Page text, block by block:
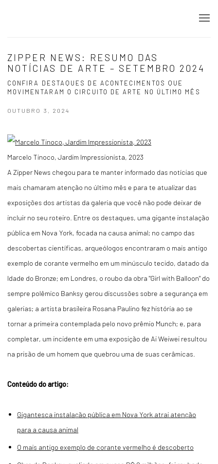
ZIPPER NEWS: RESUMO DAS
NOTÍCIAS DE ARTE – SETEMBRO 2024
CONFIRA DESTAQUES DE ACONTECIMENTOS QUE
MOVIMENTARAM O CIRCUITO DE ARTE NO ÚLTIMO MÊS
OUTUBRO 3, 2024
Marcelo Tinoco, Jardim Impressionista, 2023
A Zipper News chegou para te manter informado das notícias que
mais chamaram atenção no último mês e para te atualizar das
exposições dos artistas da galeria que você não pode deixar de
incluir no seu roteiro. Entre os destaques, uma gigante instalação
pública em Nova York, focada na causa animal; no campo das
descobertas científicas, arqueólogos encontraram o mais antigo
exemplo de corante vermelho em um minúsculo tecido, datado da
Idade do Bronze; em Londres, o roubo da obra "Girl with Balloon" do
sempre polêmico Banksy gerou discussões sobre a segurança em
galerias; a artista brasileira Rosana Paulino fez história ao se
tornar a primeira contemplada pelo novo prêmio Munch; e, para
completar, um incidente em uma exposição de Ai Weiwei resultou
na prisão de um homem que quebrou uma de suas cerâmicas.
Conteúdo do artigo:
Gigantesca instalação pública em Nova York atrai atenção
para a causa animal
O mais antigo exemplo de corante vermelho é descoberto